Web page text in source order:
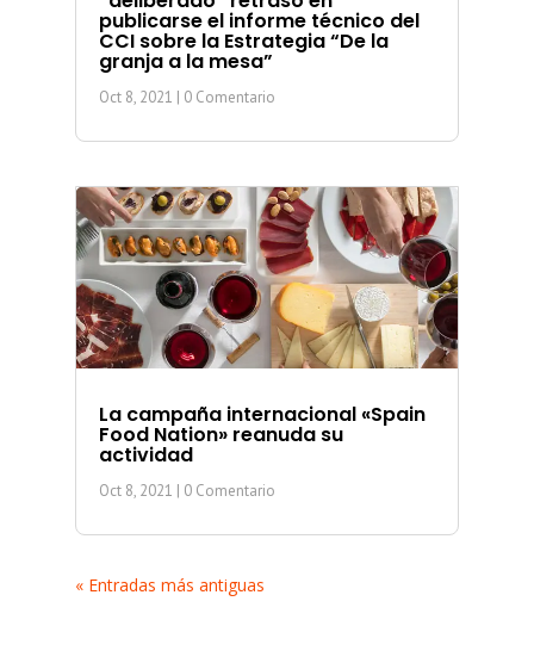
publicarse el informe técnico del
CCI sobre la Estrategia “De la
granja a la mesa”
Oct 8, 2021 | 0 Comentario
La campaña internacional «Spain
Food Nation» reanuda su
actividad
Oct 8, 2021 | 0 Comentario
« Entradas más antiguas